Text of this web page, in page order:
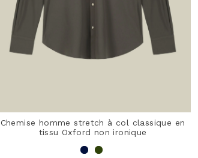
Chemise homme stretch à col classique en
tissu Oxford non ironique